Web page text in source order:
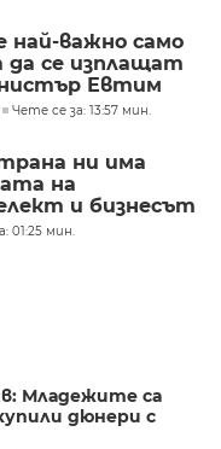
най-важно само
да се изплащат
Евтим
Чете се за: 13:57 мин.
ни има
на
и бизнесът
01:25 мин.
Младежите са
дюнери с